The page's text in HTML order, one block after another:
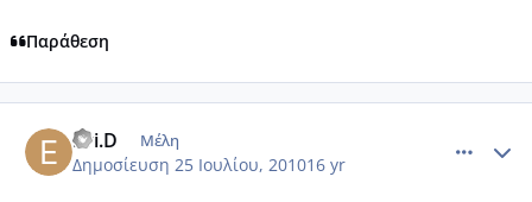
Παράθεση
Evi.D Μέλη
Δημοσίευση 25 Ιουλίου, 201016 yr